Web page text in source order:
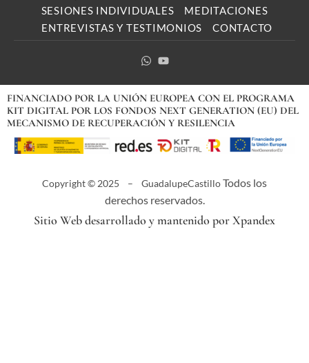
SESIONES INDIVIDUALES
MEDITACIONES
ENTREVISTAS Y TESTIMONIOS
CONTACTO
W
h
t
s
a
p
Y
t
u
b
e
FINANCIADO POR LA UNIÓN EUROPEA CON EL PROGRAMA
KIT DIGITAL POR LOS FONDOS NEXT GENERATION (EU) DEL
MECANISMO DE RECUPERACIÓN Y RESILENCIA
Copyright © 2025 – GuadalupeCastilloTodos los
derechos reservados.
Sitio Web desarrollado y mantenido por Xpandex